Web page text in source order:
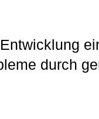
durch